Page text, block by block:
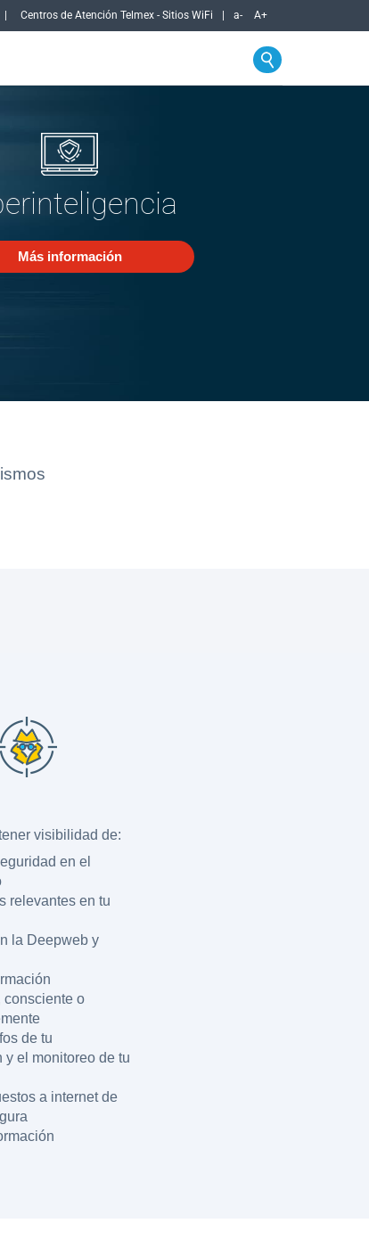
Centros de Atención Telmex - Sitios WiFi a- A+
Más información
visibilidad de:
en el
relevantes en tu
la Deepweb y
consciente o
de tu
y el monitoreo de tu
a internet de